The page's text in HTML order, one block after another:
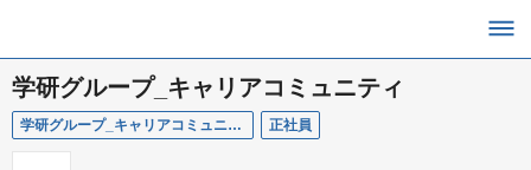
学研グループ_キャリアコミュニティ
学研グループ_キャリアコミュニティ 正社員